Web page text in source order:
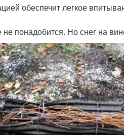
обеспечит легкое
понадобится. Но снег на